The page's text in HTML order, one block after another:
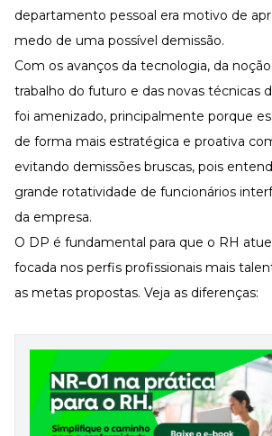
departamento pessoal era motivo de
medo de uma possível demissão.
Com os avanços da tecnologia, da
trabalho do futuro e das novas técnicas
foi amenizado, principalmente porque
de forma mais estratégica e proativa
evitando demissões bruscas, pois
grande rotatividade de funcionários
da empresa.
O DP é fundamental para que o RH
focada nos perfis profissionais mais
as metas propostas. Veja as diferenças: